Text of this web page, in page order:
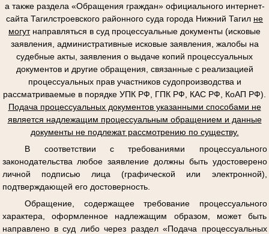
а также раздела «Обращения граждан» официального интернет-
сайта Тагилстроевского районного суда города Нижний Тагил не
могутнаправляться в суд процессуальные документы (исковые
заявления, административные исковые заявления, жалобы на
судебные акты, заявления о выдаче копий процессуальных
документов и другие обращения, связанные с реализацией
процессуальных прав участников судопроизводства и
рассматриваемые в порядке УПК РФ, ГПК РФ, КАС РФ, КоАП РФ).
Подача процессуальных документов указанными способами не
является надлежащим процессуальным обращением и данные
документы не подлежат рассмотрению по существу.
В соответствии с требованиями процессуального
законодательства любое заявление должны быть удостоверено
личной подписью лица (графической или электронной),
подтверждающей его достоверность.
Обращение, содержащее требование процессуального
характера, оформленное надлежащим образом, может быть
направлено в суд либо через раздел «Подача процессуальных